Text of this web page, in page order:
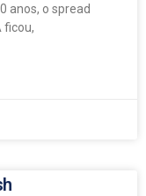
anos, o spread
ficou,